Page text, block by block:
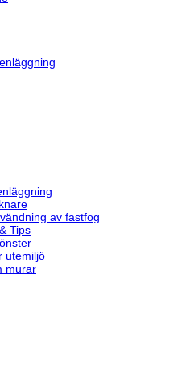
av fastfog
Tips
utemiljö
murar